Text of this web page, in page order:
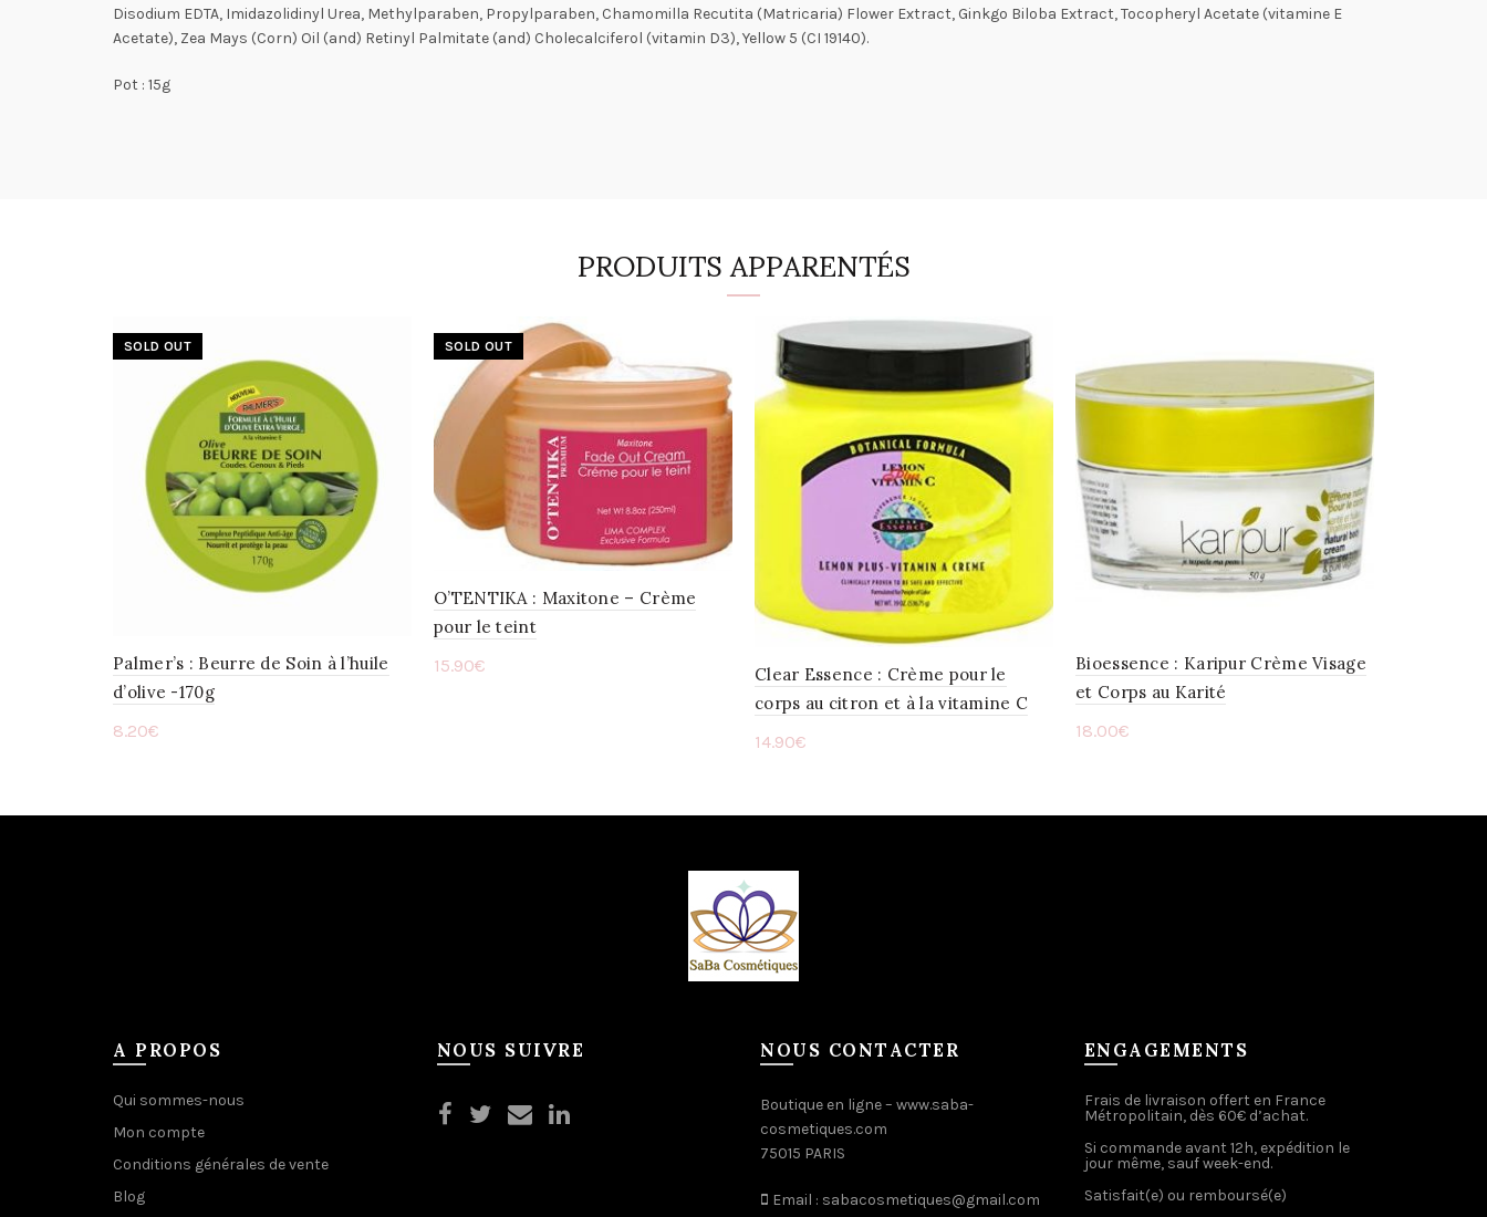
Disodium EDTA, Imidazolidinyl Urea, Methylparaben, Propylparaben, Chamomilla Recutita (Matricaria) Flower Extract, Ginkgo Biloba Extract, Tocopheryl Acetate (vitamine E
Acetate), Zea Mays (Corn) Oil (and) Retinyl Palmitate (and) Cholecalciferol (vitamin D3), Yellow 5 (CI 19140).
Pot : 15g
PRODUITS APPARENTÉS
SOLD OUT
Palmer’s : Beurre de Soin à l’huile
d’olive -170g
8.20€
SOLD OUT
O’TENTIKA : Maxitone – Crème
pour le teint
15.90€
Clear Essence : Crème pour le
corps au citron et à la vitamine C
14.90€
Bioessence : Karipur Crème Visage
et Corps au Karité
18.00€
A PROPOS
Qui sommes-nous
Mon compte
Conditions générales de vente
Blog
NOUS SUIVRE NOUS CONTACTER
Boutique en ligne – www.saba-
cosmetiques.com
75015 PARIS
Email : sabacosmetiques@gmail.com
ENGAGEMENTS
Frais de livraison offert en France
Métropolitain, dès 60€ d’achat.
Si commande avant 12h, expédition le
jour même, sauf week-end.
Satisfait(e) ou remboursé(e)